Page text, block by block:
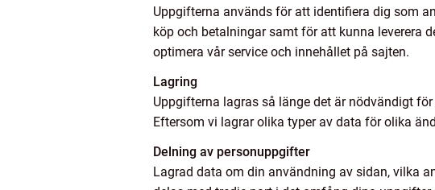
Uppgifterna används för att identifiera dig som
köp och betalningar samt för att kunna leverera
optimera vår service och innehållet på sajten.
Lagring
Uppgifterna lagras så länge det är nödvändigt
Eftersom vi lagrar olika typer av data för olika
Delning av personuppgifter
Lagrad data om din användning av sidan, vilka